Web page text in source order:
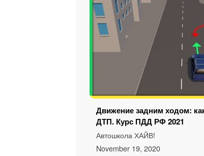
Движение задним ходом:
ДТП. Курс ПДД РФ 2021
Автошкола ХАЙВ!
November 19, 2020